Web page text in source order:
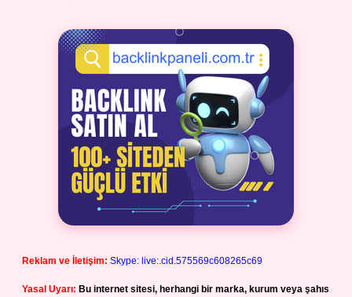
Reklam ve İletişim: Skype: live:.cid.575569c608265c69
Yasal Uyarı: Bu internet sitesi, herhangi bir marka, kurum veya şahıs